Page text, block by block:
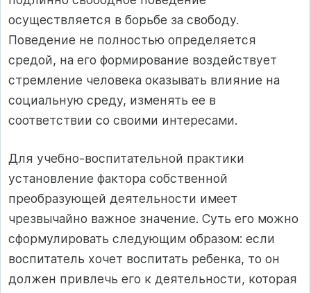
осуществляется в борьбе за свободу.
Поведение не полностью определяется
средой, на его формирование воздействует
стремление человека оказывать влияние на
социальную среду, изменять ее в
соответствии со своими интересами.
Для учебно-воспитательной практики
установление фактора собственной
преобразующей деятельности имеет
чрезвычайно важное значение. Суть его можно
сформулировать следующим образом: если
воспитатель хочет воспитать ребенка, то он
должен привлечь его к деятельности, которая